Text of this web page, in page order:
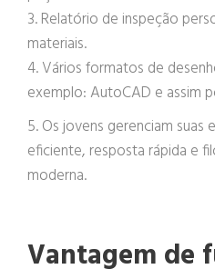
3. Relatório de inspeção
materiais.
4. Vários formatos de
exemplo: AutoCAD e assim
5. Os jovens gerenciam
eficiente, resposta rápida e
moderna.
Vantagem de